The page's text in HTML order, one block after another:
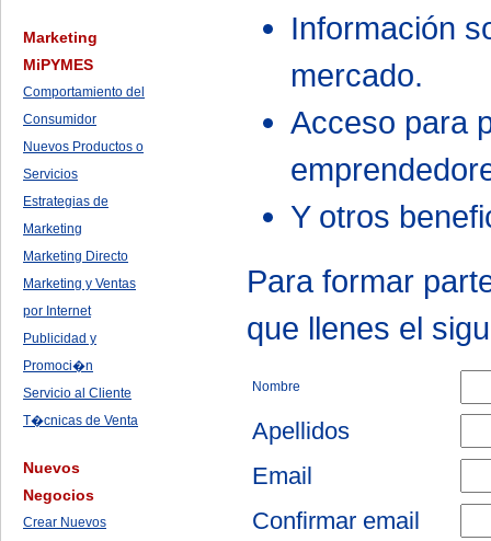
Marketing
MiPYMES
Comportamiento del
Consumidor
Nuevos Productos o
Servicios
Estrategias de
Marketing
Marketing Directo
Marketing y Ventas
por Internet
Publicidad y
Promoci�n
Servicio al Cliente
T�cnicas de Venta
Nuevos
Negocios
Crear Nuevos
Información
mercado.
Acceso para
Y otros
Para formar
que llenes el
Nombre
Apellidos
Email
Confirmar email